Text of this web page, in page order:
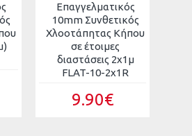
Επαγγελματικός
10mm Συνθετικός
Χλοοτάπητας Κήπου
σε έτοιμες
διαστάσεις 2x1μ
FLAT-10-2x1R
9.90€